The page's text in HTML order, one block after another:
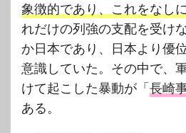
象徴的であり、これをなし
れだけの列強の支配を受け
か日本であり、日本より優
意識していた。その中で、
けて起こした暴動が「 長崎
ある。